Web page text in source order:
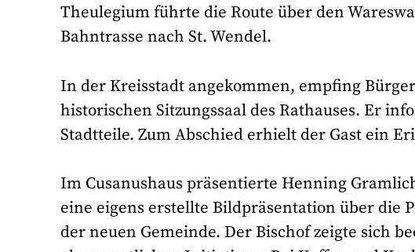
Theulegium führte die Route über den
Bahntrasse nach St. Wendel.
In der Kreisstadt angekommen, empfing
historischen Sitzungssaal des Rathauses. Er
Stadtteile. Zum Abschied erhielt der Gast ein
Im Cusanushaus präsentierte Henning
eine eigens erstellte Bildpräsentation über die
der neuen Gemeinde. Der Bischof zeigte sich